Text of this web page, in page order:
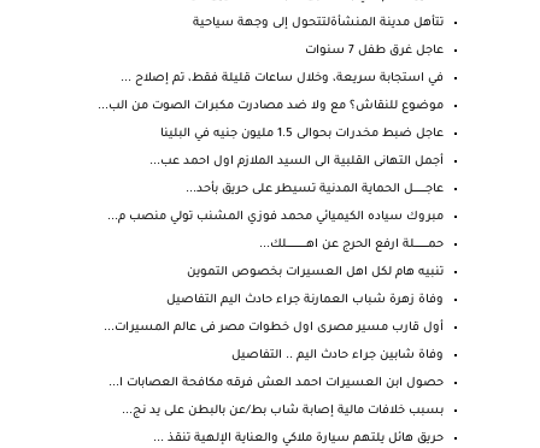
تتأهل مدينة المنشأةلتتحول إلى وجهة سياحية
عاجل غرق طفل 7 سنوات
في استجابة سريعة، وخلال ساعات قليلة فقط، تم إصلاح ...
موضوع للنقاش؟ مع ولا ضد مصادرت مكبرات الصوت من الب...
عاجل ضبط مخدرات بحوالى 1.5 مليون جنيه في البلينا
أجمل التهانى القلبية الى السيد الملازم اول احمد عب...
عاجــــــــــل الحماية المدنية تسيطر على حريق بأحد...
مبروك سياده الكيميائي محمد فوزي المشنب تولي منصب م...
حمـــــــــــلة ارفع الحرج عن اهــــــــــــــــلك...
تنبيه هام لكل اهل العسيرات بخصوص التموين
وفاة زهرة شباب العمارنة جراء حادث اليم التفاصيل
أول قارب مسير مصرى اول خطوات مصر فى عالم المسيرات...
وفاة شابين جراء حادث اليم .. التفاصيل
حصول ابن العسيرات احمد العش فرقه مكافحة العصابات ا...
بسبب خلافات مالية إصابة شاب بط/عن بالبطن على يد نج...
حريق هائل يلتهم سيارة ملاكي والعناية الإلهية تنقذ ...